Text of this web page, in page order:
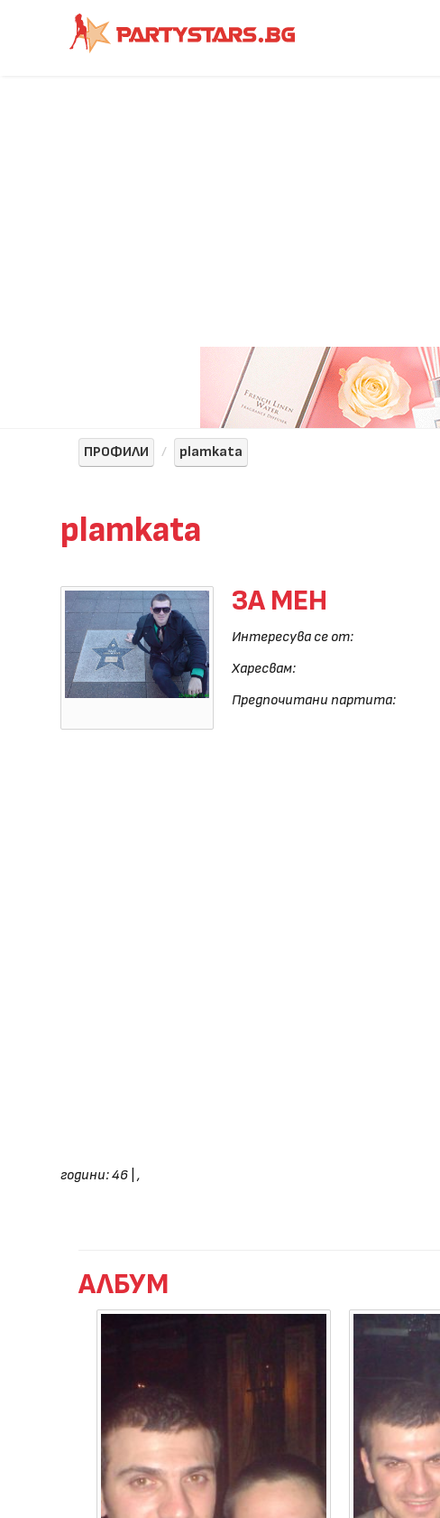
ПРОФИЛИ plamkata
plamkata
ЗА МЕН
Интересува се от:
Харесвам:
Предпочитани партита:
години: 46 ,
АЛБУМ